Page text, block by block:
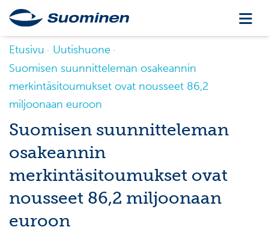
Etusivu
Uutishuone
Suomisen suunnitteleman osakeannin
merkintäsitoumukset ovat nousseet 86,2
miljoonaan euroon
Suomisen suunnitteleman
osakeannin
merkintäsitoumukset ovat
nousseet 86,2 miljoonaan
euroon